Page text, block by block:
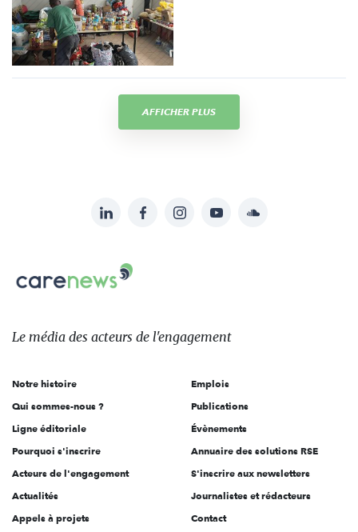
AFFICHER PLUS
sur:
LinkedInFacebookInstagramYouTubeSoundcloud
Le
des
l'engagement
Le média des acteurs de l'engagement
Notre histoire
Qui sommes-nous ?
Ligne éditoriale
Pourquoi s'inscrire
Acteurs de l'engagement
Actualités
Appels à projets
Emplois
Publications
Évènements
Annuaire des solutions RSE
S'inscrire aux newsletters
Journalistes et rédacteurs
Contact